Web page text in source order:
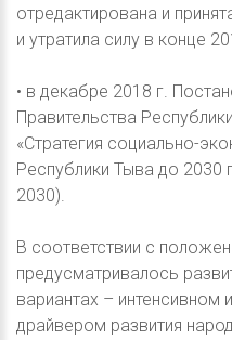
отредактирована и
и утратила силу в конце
• в декабре 2018 г.
Правительства
«Стратегия социально-
Республики Тыва до 2030
2030).
В соответствии с
предусматривалось
вариантах –
драйвером развития